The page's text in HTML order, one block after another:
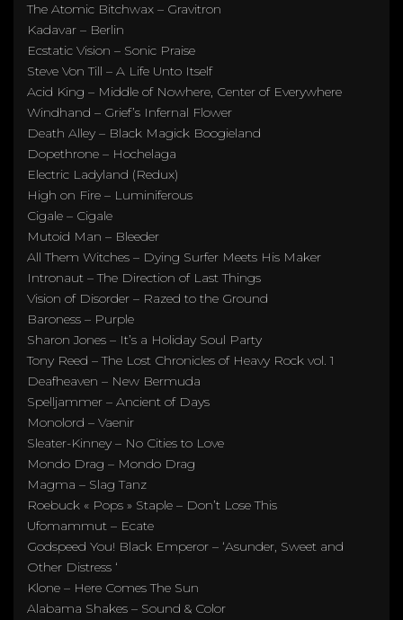
The Atomic Bitchwax – Gravitron
Kadavar – Berlin
Ecstatic Vision – Sonic Praise
Steve Von Till – A Life Unto Itself
Acid King – Middle of Nowhere, Center of Everywhere
Windhand – Grief’s Infernal Flower
Death Alley – Black Magick Boogieland
Dopethrone – Hochelaga
Electric Ladyland (Redux)
High on Fire – Luminiferous
Cigale – Cigale
Mutoid Man – Bleeder
All Them Witches – Dying Surfer Meets His Maker
Intronaut – The Direction of Last Things
Vision of Disorder – Razed to the Ground
Baroness – Purple
Sharon Jones – It’s a Holiday Soul Party
Tony Reed – The Lost Chronicles of Heavy Rock vol. 1
Deafheaven – New Bermuda
Spelljammer – Ancient of Days
Monolord – Vaenir
Sleater-Kinney – No Cities to Love
Mondo Drag – Mondo Drag
Magma – Slag Tanz
Roebuck « Pops » Staple – Don’t Lose This
Ufomammut – Ecate
Godspeed You! Black Emperor – ‘Asunder, Sweet and
Other Distress ‘
Klone – Here Comes The Sun
Alabama Shakes – Sound & Color